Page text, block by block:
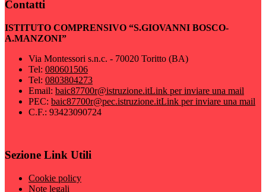
Contatti
ISTITUTO COMPRENSIVO “S.GIOVANNI BOSCO-
A.MANZONI”
Via Montessori s.n.c. - 70020 Toritto (BA)
Tel: 080601506
Tel: 0803804273
Email: baic87700r@istruzione.itLink per inviare una mail
PEC: baic87700r@pec.istruzione.itLink per inviare una mail
C.F.: 93423090724
Sezione Link Utili
Cookie policy
Note legali